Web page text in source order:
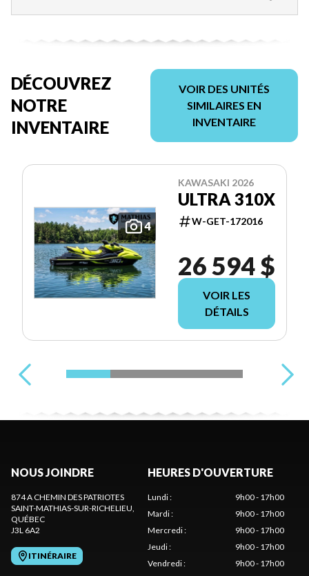
DÉCOUVREZ
NOTRE
INVENTAIRE
VOIR DES UNITÉS
SIMILAIRES EN
INVENTAIRE
4
KAWASAKI 2026
ULTRA 310X
W-GET-172016
26 594 $
VOIR LES
DÉTAILS
NOUS JOINDRE
874 A CHEMIN DES PATRIOTES
SAINT-MATHIAS-SUR-RICHELIEU,
QUÉBEC
J3L 6A2
ITINÉRAIRE
HEURES D'OUVERTURE
Lundi:
9h00 - 17h00
Mardi:
9h00 - 17h00
Mercredi:
9h00 - 17h00
Jeudi:
9h00 - 17h00
Vendredi:
9h00 - 17h00